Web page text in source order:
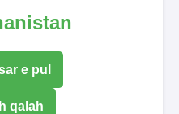
e pul
qalah